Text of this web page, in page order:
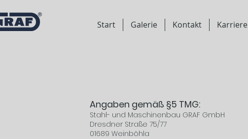
Start Galerie Kontakt Karriere
Angaben gemäß §5 TMG:
Stahl- und Maschinenbau GRAF GmbH
Dresdner Straße 75/77
01689 Weinböhla